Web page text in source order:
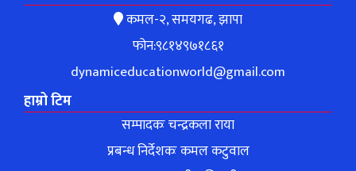
कमल-२, समयगढ, झापा
फोन:९८१४९७१८६१
dynamiceducationworld@gmail.com
हाम्रो टिम
सम्पादकः चन्द्रकला राया
प्रबन्ध निर्देशकः कमल कटुवाल